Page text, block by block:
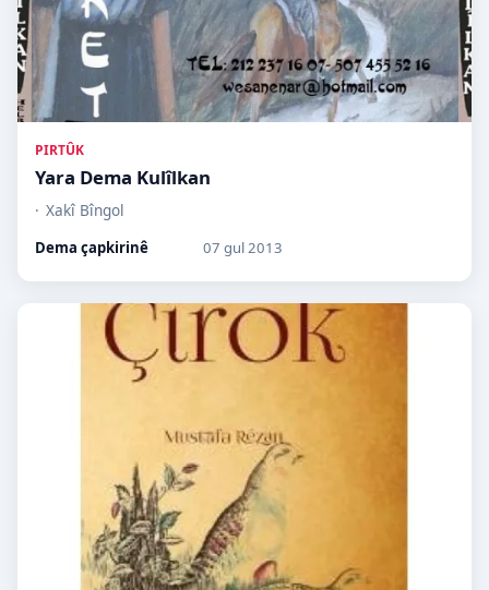
PIRTÛK
Yara Dema Kulîlkan
Xakî Bîngol
Dema çapkirinê 07 gul 2013